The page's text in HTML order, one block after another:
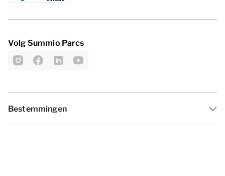
Volg Summio Parcs
Bestemmingen